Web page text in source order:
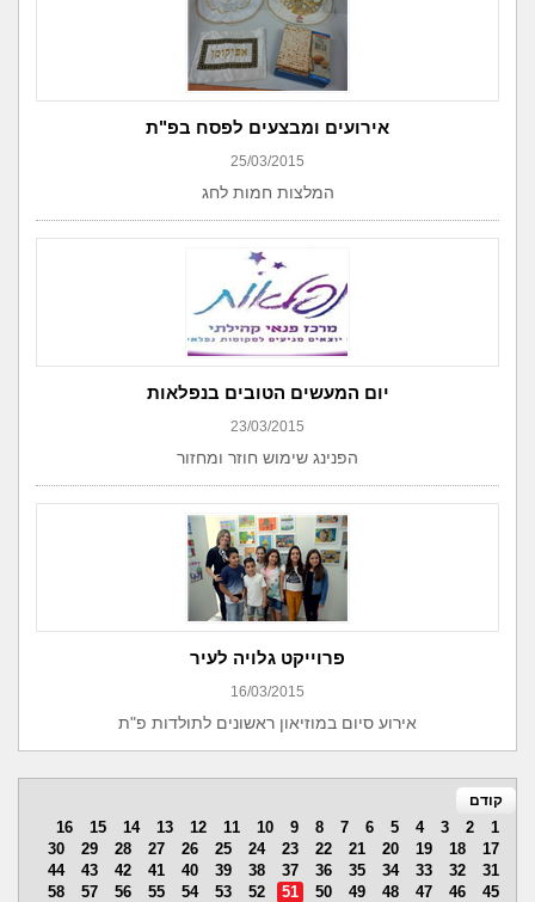
אירועים ומבצעים לפסח בפ"ת
25/03/2015
המלצות חמות לחג
יום המעשים הטובים בנפלאות
23/03/2015
הפנינג שימוש חוזר ומחזור
פרוייקט גלויה לעיר
16/03/2015
אירוע סיום במוזיאון ראשונים לתולדות פ"ת
קודם
1
2
3
4
5
6
7
8
9
10
11
12
13
14
15
16
17
18
19
20
21
22
23
24
25
26
27
28
29
30
31
32
33
34
35
36
37
38
39
40
41
42
43
44
45
46
47
48
49
50
51
52
53
54
55
56
57
58